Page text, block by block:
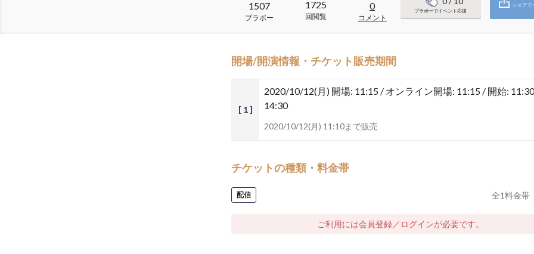
1507
ブラボー
1725
回閲覧
0
コメント
ブラボーでイベント応援
シェアで
開場/開演情報・チケット販売期間
[ 1 ]
2020/10/12(月) 開場: 11:15 / オンライン開場: 11:15 / 開始:
14:30
2020/10/12(月) 11:10まで販売
チケットの種類・料金帯
配信 全1料金帯
ご利用には会員登録／ログインが必要です。